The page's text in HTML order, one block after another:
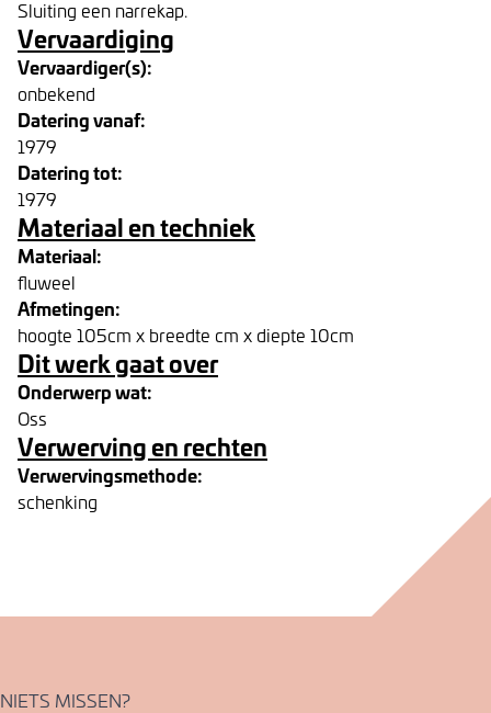
Sluiting een narrekap.
Vervaardiging
Vervaardiger(s):
onbekend
Datering vanaf:
1979
Datering tot:
1979
Materiaal en techniek
Materiaal:
fluweel
Afmetingen:
hoogte 105cm x breedte cm x diepte 10cm
Dit werk gaat over
Onderwerp wat:
Oss
Verwerving en rechten
Verwervingsmethode:
schenking
NIETS MISSEN?